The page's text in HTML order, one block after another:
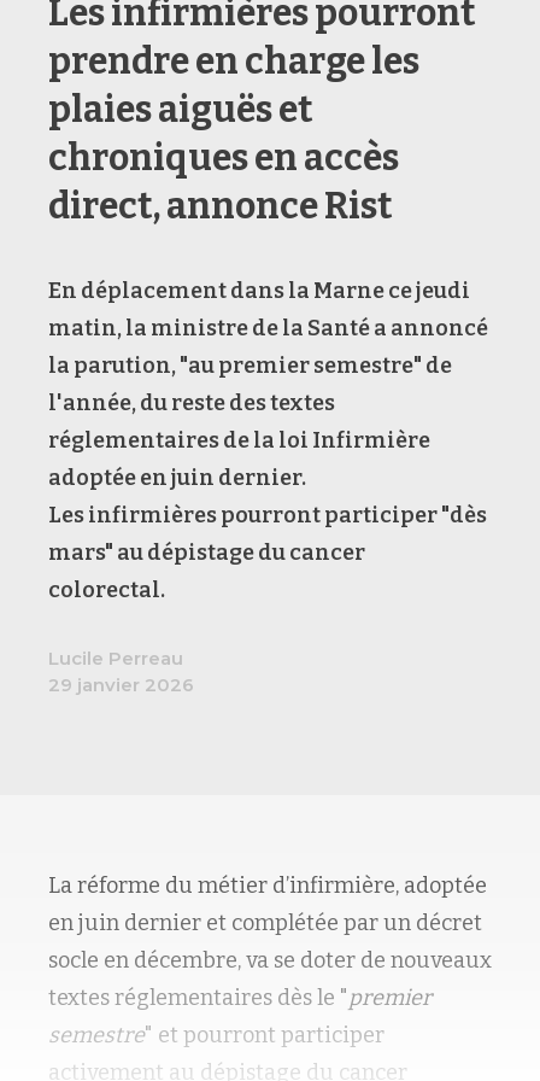
Les infirmières pourront
prendre en charge les
plaies aiguës et
chroniques en accès
direct, annonce Rist
En déplacement dans la Marne ce jeudi
matin, la ministre de la Santé a annoncé
la parution, "au premier semestre" de
l'année, du reste des textes
réglementaires de la loi Infirmière
adoptée en juin dernier.
Les infirmières pourront participer "dès
mars" au dépistage du cancer
colorectal.
Lucile Perreau
29 janvier 2026
La réforme du métier d’infirmière, adoptée
en juin dernier et complétée par un décret
socle en décembre, va se doter de nouveaux
textes réglementaires dès le "premier
semestre" et pourront participer
activement au dépistage du cancer